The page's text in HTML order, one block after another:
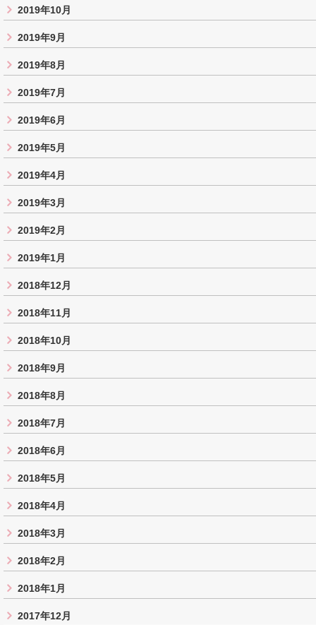
2019年10月
2019年9月
2019年8月
2019年7月
2019年6月
2019年5月
2019年4月
2019年3月
2019年2月
2019年1月
2018年12月
2018年11月
2018年10月
2018年9月
2018年8月
2018年7月
2018年6月
2018年5月
2018年4月
2018年3月
2018年2月
2018年1月
2017年12月